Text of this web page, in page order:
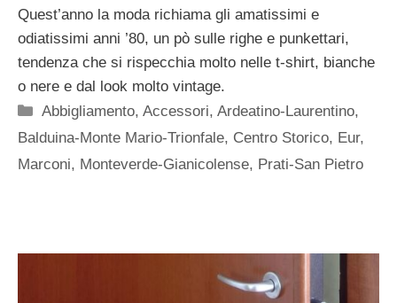
Quest’anno la moda richiama gli amatissimi e
odiatissimi anni ’80, un pò sulle righe e punkettari,
tendenza che si rispecchia molto nelle t-shirt, bianche
o nere e dal look molto vintage.
Categorie
Abbigliamento,Accessori,Ardeatino-Laurentino,
Balduina-Monte Mario-Trionfale, Centro Storico, Eur,
Marconi, Monteverde-Gianicolense, Prati-San Pietro